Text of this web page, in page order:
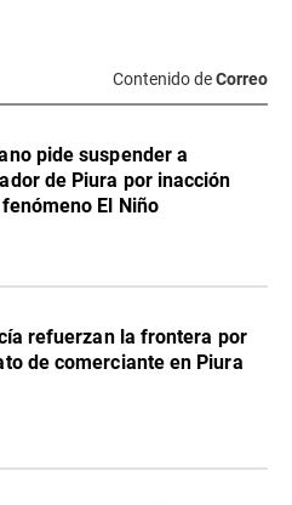
Contenido deCorreo
pide suspender a
de Piura por inacción
El Niño
refuerzan la frontera por
de comerciante en Piura